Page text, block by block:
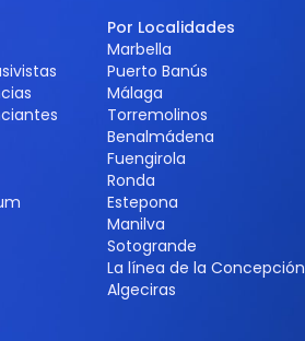
Por Localidades
Marbella
Puerto Banús
Málaga
Torremolinos
Benalmádena
Fuengirola
Ronda
Estepona
Manilva
Sotogrande
La línea de la Concepción
Algeciras